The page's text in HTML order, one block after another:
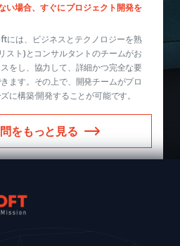
い場合、すぐにプロジェクト開発を
には、ビジネスとテクノロジーを熟
スト)とコンサルタントのチームがお
をし、協力して、詳細かつ完全な要
ます。その上で、開発チームがプロ
に構築·開発することが可能です。
をもっと見る